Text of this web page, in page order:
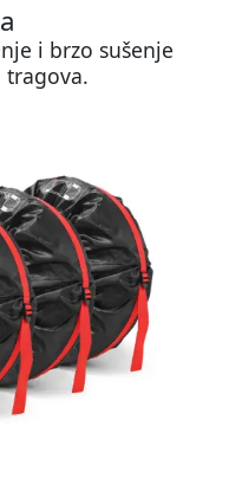
i brzo sušenje